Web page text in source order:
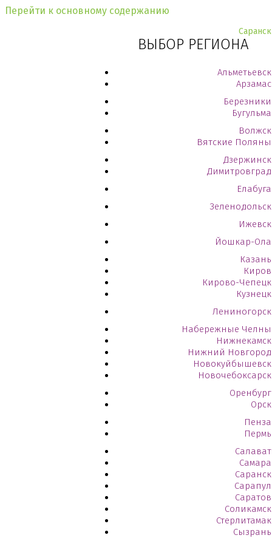
Перейти к основному содержанию
Саранск
ВЫБОР РЕГИОНА
Альметьевск
Арзамас
Березники
Бугульма
Волжск
Вятские Поляны
Дзержинск
Димитровград
Елабуга
Зеленодольск
Ижевск
Йошкар-Ола
Казань
Киров
Кирово-Чепецк
Кузнецк
Лениногорск
Набережные Челны
Нижнекамск
Нижний Новгород
Новокуйбышевск
Новочебоксарск
Оренбург
Орск
Пенза
Пермь
Салават
Самара
Саранск
Сарапул
Саратов
Соликамск
Стерлитамак
Сызрань